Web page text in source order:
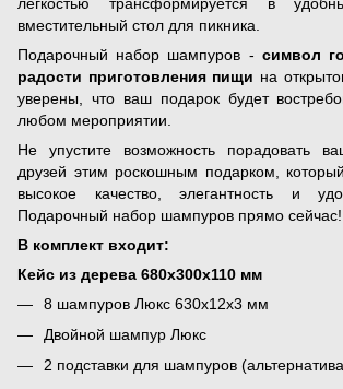
вместительный стол для пикника.
Подарочный набор шампуров - символ
радости приготовления пищи на
уверены, что ваш подарок будет
любом мероприятии.
Не упустите возможность порадовать
друзей этим роскошным подарком,
высокое качество, элегантность и
Подарочный набор шампуров прямо сейчас!
В комплект входит:
Кейс из дерева 680х300х110 мм
8 шампуров Люкс 630х12х3 мм
Двойной шампур Люкс
2 подставки для шампуров